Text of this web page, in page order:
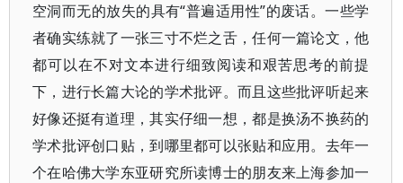
空洞而无的放失的具有“普遍适用性”的废话。一些学
者确实练就了一张三寸不烂之舌，任何一篇论文，他
都可以在不对文本进行细致阅读和艰苦思考的前提
下，进行长篇大论的学术批评。而且这些批评听起来
好像还挺有道理，其实仔细一想，都是换汤不换药的
学术批评创口贴，到哪里都可以张贴和应用。去年一
个在哈佛大学东亚研究所读博士的朋友来上海参加一